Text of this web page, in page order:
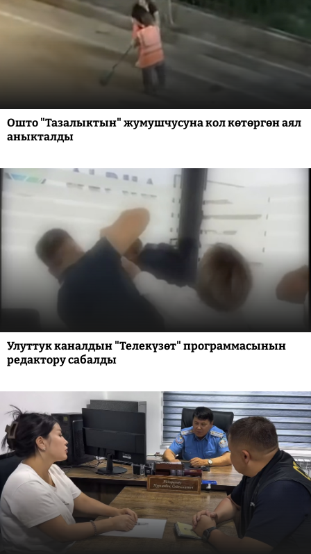
Ошто "Тазалыктын" жумушчусуна кол көтөргөн аял
аныкталды
Улуттук каналдын "Телекүзөт" программасынын
редактору сабалды